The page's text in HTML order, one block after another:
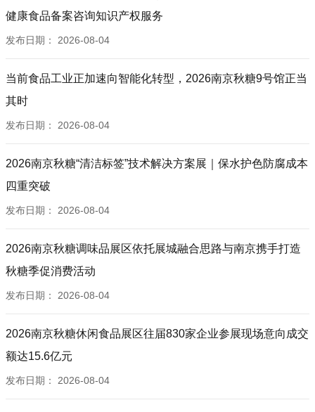
健康食品备案咨询知识产权服务
发布日期： 2026-08-04
当前食品工业正加速向智能化转型，2026南京秋糖9号馆正当
其时
发布日期： 2026-08-04
2026南京秋糖“清洁标签”技术解决方案展｜保水护色防腐成本
四重突破
发布日期： 2026-08-04
2026南京秋糖调味品展区依托展城融合思路与南京携手打造
秋糖季促消费活动
发布日期： 2026-08-04
2026南京秋糖休闲食品展区往届830家企业参展现场意向成交
额达15.6亿元
发布日期： 2026-08-04